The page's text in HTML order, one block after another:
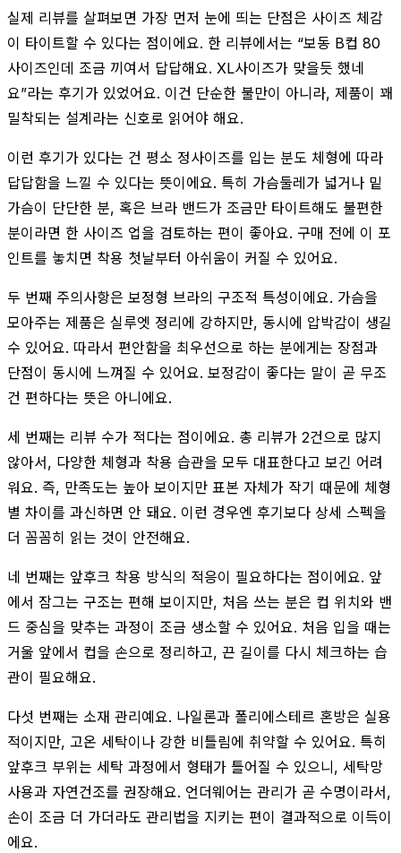
실제 리뷰를 살펴보면 가장 먼저 눈에 띄는 단점은 사이즈 체감
이 타이트할 수 있다는 점이에요. 한 리뷰에서는 “보동 B컵 80
사이즈인데 조금 끼여서 답답해요. XL사이즈가 맞을듯 했네
요”라는 후기가 있었어요. 이건 단순한 불만이 아니라, 제품이 꽤
밀착되는 설계라는 신호로 읽어야 해요.
이런 후기가 있다는 건 평소 정사이즈를 입는 분도 체형에 따라
답답함을 느낄 수 있다는 뜻이에요. 특히 가슴둘레가 넓거나 밑
가슴이 단단한 분, 혹은 브라 밴드가 조금만 타이트해도 불편한
분이라면 한 사이즈 업을 검토하는 편이 좋아요. 구매 전에 이 포
인트를 놓치면 착용 첫날부터 아쉬움이 커질 수 있어요.
두 번째 주의사항은 보정형 브라의 구조적 특성이에요. 가슴을
모아주는 제품은 실루엣 정리에 강하지만, 동시에 압박감이 생길
수 있어요. 따라서 편안함을 최우선으로 하는 분에게는 장점과
단점이 동시에 느껴질 수 있어요. 보정감이 좋다는 말이 곧 무조
건 편하다는 뜻은 아니에요.
세 번째는 리뷰 수가 적다는 점이에요. 총 리뷰가 2건으로 많지
않아서, 다양한 체형과 착용 습관을 모두 대표한다고 보긴 어려
워요. 즉, 만족도는 높아 보이지만 표본 자체가 작기 때문에 체형
별 차이를 과신하면 안 돼요. 이런 경우엔 후기보다 상세 스펙을
더 꼼꼼히 읽는 것이 안전해요.
네 번째는 앞후크 착용 방식의 적응이 필요하다는 점이에요. 앞
에서 잠그는 구조는 편해 보이지만, 처음 쓰는 분은 컵 위치와 밴
드 중심을 맞추는 과정이 조금 생소할 수 있어요. 처음 입을 때는
거울 앞에서 컵을 손으로 정리하고, 끈 길이를 다시 체크하는 습
관이 필요해요.
다섯 번째는 소재 관리예요. 나일론과 폴리에스테르 혼방은 실용
적이지만, 고온 세탁이나 강한 비틀림에 취약할 수 있어요. 특히
앞후크 부위는 세탁 과정에서 형태가 틀어질 수 있으니, 세탁망
사용과 자연건조를 권장해요. 언더웨어는 관리가 곧 수명이라서,
손이 조금 더 가더라도 관리법을 지키는 편이 결과적으로 이득이
에요.